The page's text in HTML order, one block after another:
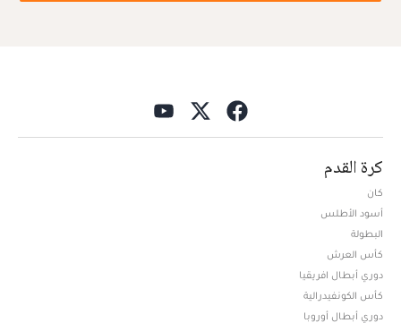
كرة القدم
كان
أسود الأطلس
البطولة
كأس العرش
دوري أبطال افريقيا
كأس الكونفيدرالية
دوري أبطال أوروبا